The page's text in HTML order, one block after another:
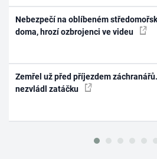
Nebezpečí na oblíbeném
doma, hrozí ozbrojenci ve videu
Zemřel už před příjezdem
nezvládl zatáčku